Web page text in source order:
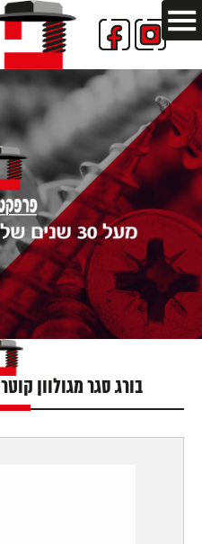
בורג סגר מגולוון קוטר 8\3 – קופסא 200 יח'